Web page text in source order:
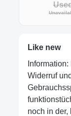
Like new
Widerruf
noch in der,